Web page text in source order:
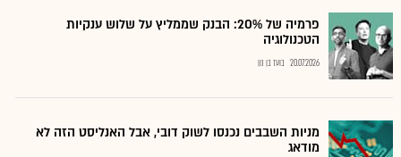
פרמיה של 20%: הבנק שממליץ על שלוש ענקיות
הטכנולוגיה
20.07.2026 בועז בן נון
מניות השבבים נכנסו לשוק דובי, אבל האנליסט הזה לא
מודאג